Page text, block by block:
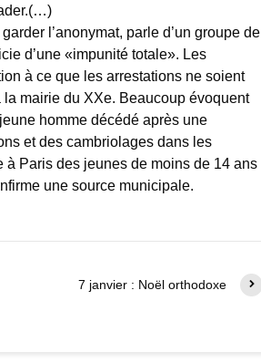
l’anonymat, parle d’un groupe de
d’une «impunité totale». Les
à ce que les arrestations ne soient
mairie du XXe. Beaucoup évoquent
homme décédé après une
et des cambriolages dans les
Paris des jeunes de moins de 14 ans
une source municipale.
7 janvier : Noël orthodoxe